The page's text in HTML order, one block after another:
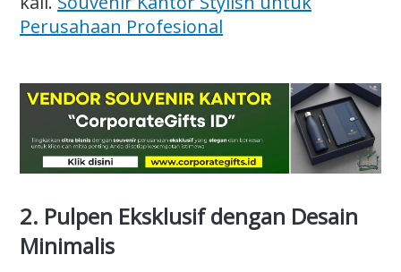
Perusahaan Profesional
2. Pulpen Eksklusif dengan Desain
Minimalis